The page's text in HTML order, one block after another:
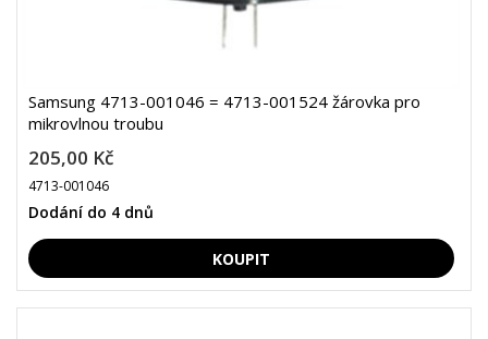
Samsung 4713-001046 = 4713-001524 žárovka pro
mikrovlnou troubu
205,00 Kč
4713-001046
Dodání do 4 dnů